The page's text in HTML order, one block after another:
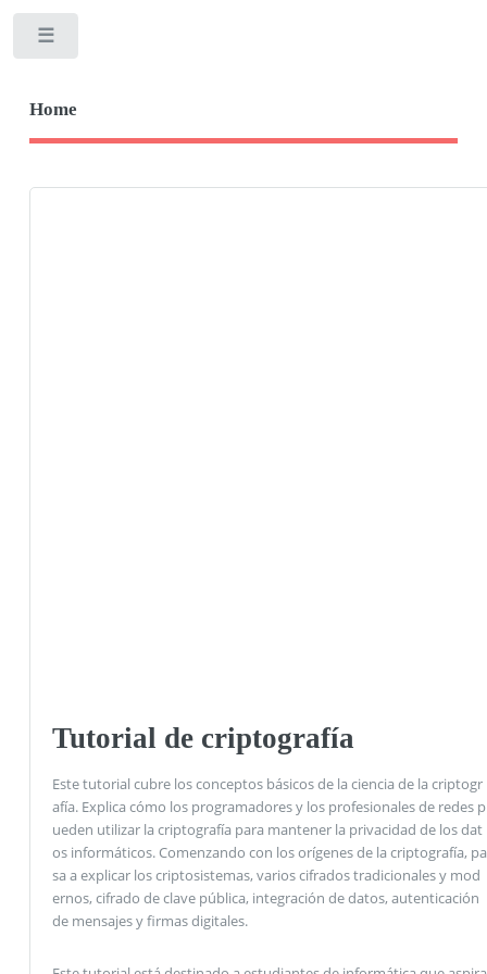
Home
Tutorial de criptografía
Este tutorial cubre los conceptos básicos de la ciencia de la criptogr
afía. Explica cómo los programadores y los profesionales de redes p
ueden utilizar la criptografía para mantener la privacidad de los dat
os informáticos. Comenzando con los orígenes de la criptografía, pa
sa a explicar los criptosistemas, varios cifrados tradicionales y mod
ernos, cifrado de clave pública, integración de datos, autenticación
de mensajes y firmas digitales.